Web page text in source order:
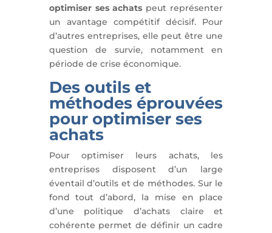
optimiser ses achats peut représenter
un avantage compétitif décisif. Pour
d’autres entreprises, elle peut être une
question de survie, notamment en
période de crise économique.
Des outils et
méthodes éprouvées
pour optimiser ses
achats
Pour optimiser leurs achats, les
entreprises disposent d’un large
éventail d’outils et de méthodes. Sur le
fond tout d’abord, la mise en place
d’une politique d’achats claire et
cohérente permet de définir un cadre